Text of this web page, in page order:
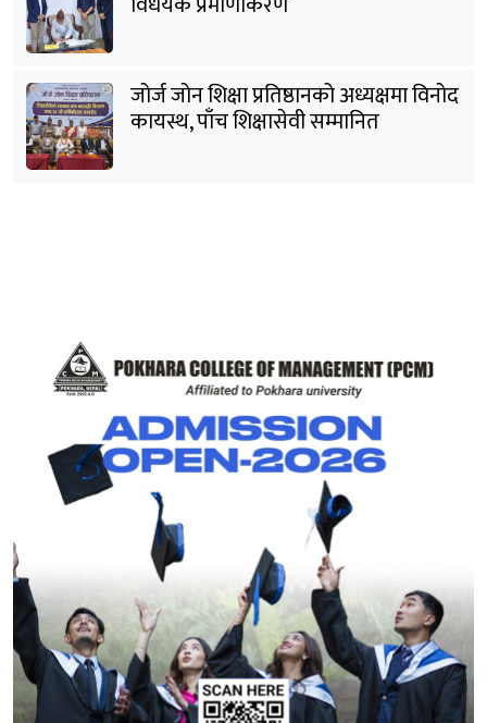
जोर्ज जोन शिक्षा प्रतिष्ठानको अध्यक्षमा विनोद
कायस्थ, पाँच शिक्षासेवी सम्मानित